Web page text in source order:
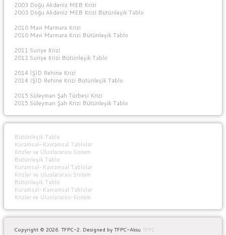
2003 Doğu Akdeniz MEB Krizi
2003 Doğu Akdeniz MEB Krizi Bütünleşik Tablo
2010 Mavi Marmara Krizi
2010 Mavi Marmara Krizi Bütünleşik Tablo
2011 Suriye Krizi
2012 Suriye Krizi Bütünleşik Tablo
2014 İŞİD Rehine Krizi
2014 IŞİD Rehine Krizi Bütünleşik Tablo
2015 Süleyman Şah Türbesi Krizi
2015 Süleyman Şah Krizi Bütünleşik Tablo
Bütünleşik Tablo
Kuramsal-Kavramsal Tablolar
Krizler ve Uluslararası Sistem
Bütünleşik Tablo
Kuramsal-Kavramsal Tablolar
Krizler ve Uluslararası Sistem
Bütünleşik Tablo
Kuramsal-Kavramsal Tablolar
Krizler ve Uluslararası Sistem
Copyright © 2026. TFPC-2. Designed by TFPC-Aksu TFPC